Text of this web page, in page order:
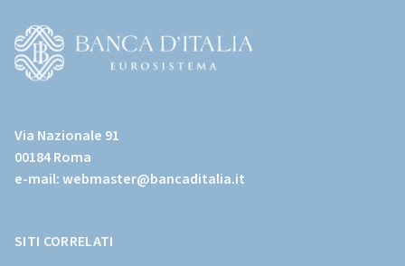
page)
sito
istituzionale
della
Via Nazionale 91
00184 Roma
e-mail:webmaster@bancaditalia.it
SITI CORRELATI